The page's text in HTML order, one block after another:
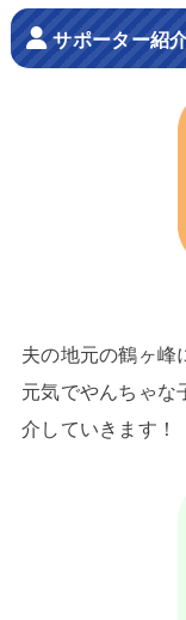
サポーター紹
夫の地元の鶴ヶ峰
元気でやんちゃな
介していきます！